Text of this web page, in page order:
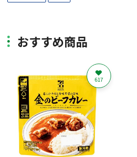
おすすめ商品
617